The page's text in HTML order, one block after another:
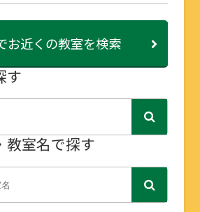
お近くの教室を検索
す
教室名で探す